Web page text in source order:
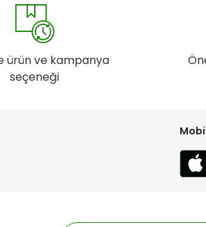
ürün ve kampanya
seçeneği